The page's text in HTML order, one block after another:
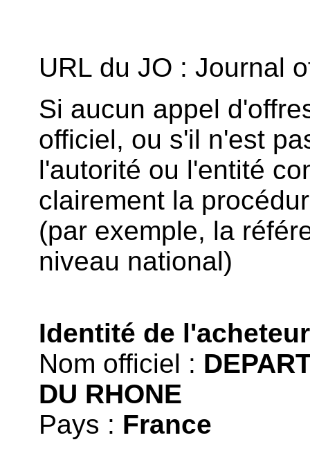
URL du JO : Journal
Si aucun appel
officiel, ou s'il n'est
l'autorité ou l'entité
clairement la
(par exemple, la
niveau national)
Identité de l'acheteur
Nom officiel :
DU RHONE
Pays : France